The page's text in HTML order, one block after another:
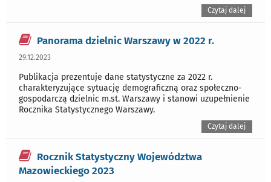
Czytaj dalej
Panorama dzielnic Warszawy w 2022 r.
29.12.2023
Publikacja prezentuje dane statystyczne za 2022 r.
charakteryzujące sytuację demograficzną oraz społeczno-
gospodarczą dzielnic m.st. Warszawy i stanowi uzupełnienie
Rocznika Statystycznego Warszawy.
Czytaj dalej
Rocznik Statystyczny Województwa
Mazowieckiego 2023